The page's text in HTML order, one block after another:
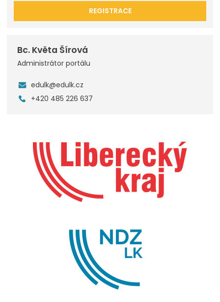
REGISTRACE
Bc. Květa Šírová
Administrátor portálu
edulk@edulk.cz
+420 485 226 637